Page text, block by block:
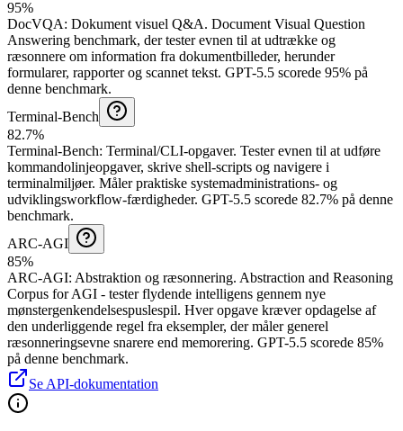
95%
DocVQA: Dokument visuel Q&A. Document Visual Question
Answering benchmark, der tester evnen til at udtrække og
ræsonnere om information fra dokumentbilleder, herunder
formularer, rapporter og scannet tekst. GPT-5.5 scorede 95% på
denne benchmark.
Terminal-Bench
82.7%
Terminal-Bench: Terminal/CLI-opgaver. Tester evnen til at udføre
kommandolinjeopgaver, skrive shell-scripts og navigere i
terminalmiljøer. Måler praktiske systemadministrations- og
udviklingsworkflow-færdigheder. GPT-5.5 scorede 82.7% på denne
benchmark.
ARC-AGI
85%
ARC-AGI: Abstraktion og ræsonnering. Abstraction and Reasoning
Corpus for AGI - tester flydende intelligens gennem nye
mønstergenkendelsespuslespil. Hver opgave kræver opdagelse af
den underliggende regel fra eksempler, der måler generel
ræsonneringsevne snarere end memorering. GPT-5.5 scorede 85%
på denne benchmark.
Se API-dokumentation